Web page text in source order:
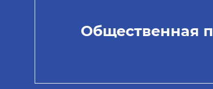
Общественная